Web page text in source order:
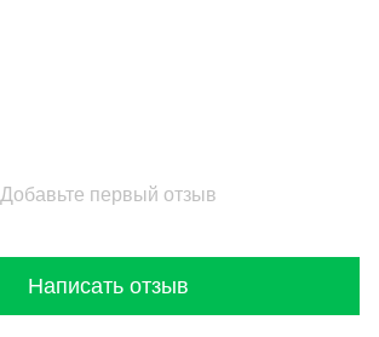
Добавьте первый отзыв
Написать отзыв